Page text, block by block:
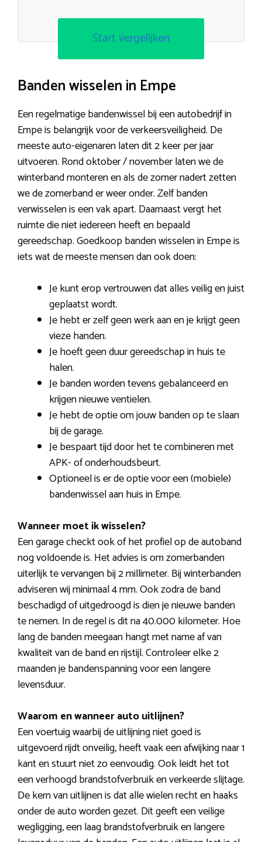
Start vergelijken
Banden wisselen in Empe
Een regelmatige bandenwissel bij een autobedrijf in
Empe is belangrijk voor de verkeersveiligheid. De
meeste auto-eigenaren laten dit 2 keer per jaar
uitvoeren. Rond oktober / november laten we de
winterband monteren en als de zomer nadert zetten
we de zomerband er weer onder. Zelf banden
verwisselen is een vak apart. Daarnaast vergt het
ruimte die niet iedereen heeft en bepaald
gereedschap. Goedkoop banden wisselen in Empe is
iets wat de meeste mensen dan ook doen:
Je kunt erop vertrouwen dat alles veilig en juist
geplaatst wordt.
Je hebt er zelf geen werk aan en je krijgt geen
vieze handen.
Je hoeft geen duur gereedschap in huis te
halen.
Je banden worden tevens gebalanceerd en
krijgen nieuwe ventielen.
Je hebt de optie om jouw banden op te slaan
bij de garage.
Je bespaart tijd door het te combineren met
APK- of onderhoudsbeurt.
Optioneel is er de optie voor een (mobiele)
bandenwissel aan huis in Empe.
Wanneer moet ik wisselen?
Een garage checkt ook of het profiel op de autoband
nog voldoende is. Het advies is om zomerbanden
uiterlijk te vervangen bij 2 millimeter. Bij winterbanden
adviseren wij minimaal 4 mm. Ook zodra de band
beschadigd of uitgedroogd is dien je nieuwe banden
te nemen. In de regel is dit na 40.000 kilometer. Hoe
lang de banden meegaan hangt met name af van
kwaliteit van de band en rijstijl. Controleer elke 2
maanden je bandenspanning voor een langere
levensduur.
Waarom en wanneer auto uitlijnen?
Een voertuig waarbij de uitlijning niet goed is
uitgevoerd rijdt onveilig, heeft vaak een afwijking naar 1
kant en stuurt niet zo eenvoudig. Ook leidt het tot
een verhoogd brandstofverbruik en verkeerde slijtage.
De kern van uitlijnen is dat alle wielen recht en haaks
onder de auto worden gezet. Dit geeft een veilige
wegligging, een laag brandstofverbruik en langere